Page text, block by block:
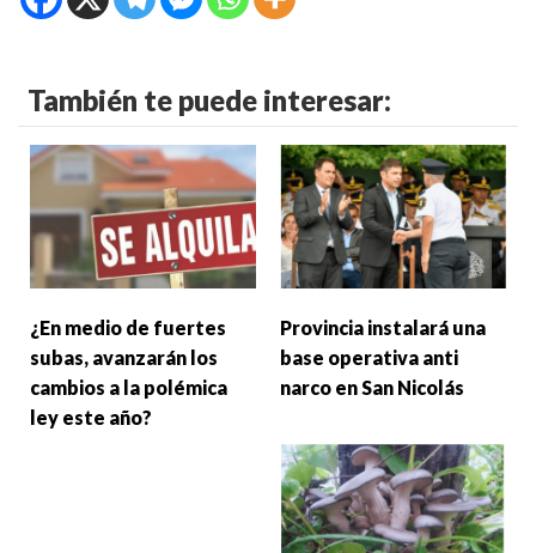
También te puede interesar:
¿En medio de fuertes
subas, avanzarán los
cambios a la polémica
ley este año?
Provincia instalará una
base operativa anti
narco en San Nicolás